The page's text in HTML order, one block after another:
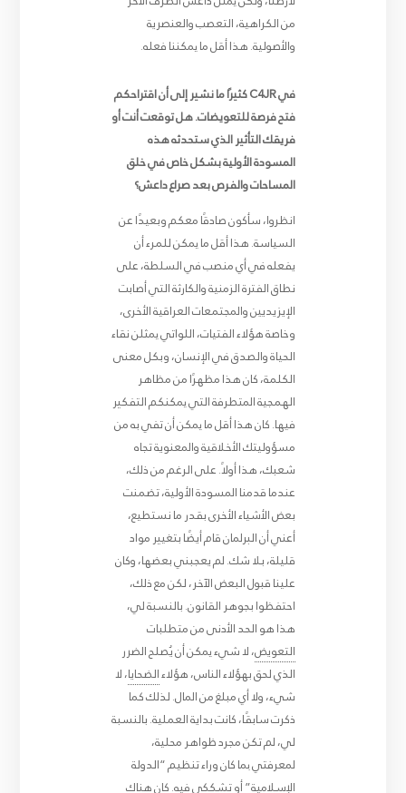
من الكراهية، التعصب والعنصرية
والأصولية. هذا أقل ما يمكننا فعله.
في C4JR كثيرًا ما نشير إلى أن اقتراحكم
فتح فرصة للتعويضات. هل توقعت أنت أو
فريقك التأثير الذي ستحدثه هذه
المسودة الأولية بشكل خاص في خلق
المساحات والفرص بعد صراع داعش؟
انظروا، سأكون صادقًا معكم وبعيدًا عن
السياسة. هذا أقل ما يمكن للمرء أن
يفعله في أي منصب في السلطة، على
نطاق الفترة الزمنية والكارثة التي أصابت
الإيزيديين والمجتمعات العراقية الأخرى،
وخاصة هؤلاء الفتيات، اللواتي يمثلن نقاء
الحياة والصدق في الإنسان، وبكل معنى
الكلمة، كان هذا مظهرًا من مظاهر
الهمجية المتطرفة التي يمكنكم التفكير
فيها. كان هذا أقل ما يمكن أن تفي به من
مسؤوليتك الأخلاقية والمعنوية تجاه
شعبك، هذا أولاً. على الرغم من ذلك،
عندما قدمنا المسودة الأولية، تضمنت
بعض الأشياء الأخرى بقدر ما نستطيع،
أعني أن البرلمان قام أيضًا بتغيير مواد
قليلة، بلا شك. لم يعجبني بعضها، وكان
علينا قبول البعض الآخر، لكن مع ذلك،
احتفظوا بجوهر القانون. بالنسبة لي،
هذا هو الحد الأدنى من متطلبات
التعويض، لا شيء يمكن أن يُصلح الضرر
الذي لحق بهؤلاء الناس، هؤلاءالضحايا، لا
شيء، ولا أي مبلغ من المال. لذلك كما
ذكرت سابقًا، كانت بداية العملية. بالنسبة
لي، لم تكن مجرد ظواهر محلية،
لمعرفتي بما كان وراء تنظيم “الدولة
الإسلامية” أو تشككي فيه. كان هناك